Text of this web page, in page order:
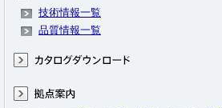
技術情報一覧
品質情報一覧